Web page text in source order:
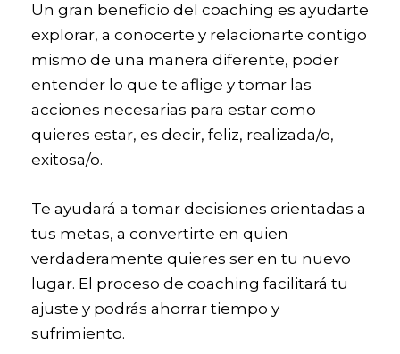
Un gran beneficio del coaching es ayudarte
explorar, a conocerte y relacionarte contigo
mismo de una manera diferente, poder
entender lo que te aflige y tomar las
acciones necesarias para estar como
quieres estar, es decir, feliz, realizada/o,
exitosa/o.
Te ayudará a tomar decisiones orientadas a
tus metas, a convertirte en quien
verdaderamente quieres ser en tu nuevo
lugar. El proceso de coaching facilitará tu
ajuste y podrás ahorrar tiempo y
sufrimiento.